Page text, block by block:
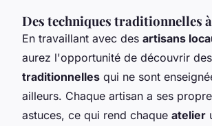
Des techniques traditionnelles
En travaillant avec des artisans
aurez l'opportunité de découvrir des
traditionnelles qui ne sont
ailleurs. Chaque artisan a ses
astuces, ce qui rend chaque atelier